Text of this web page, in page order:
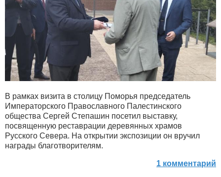
В рамках визита в столицу Поморья председатель
Императорского Православного Палестинского
общества Сергей Степашин посетил выставку,
посвященную реставрации деревянных храмов
Русского Севера. На открытии экспозиции он вручил
награды благотворителям.
1 комментарий